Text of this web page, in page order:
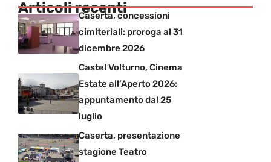
Articoli recenti
Caserta, concessioni
cimiteriali: proroga al 31
dicembre 2026
Castel Volturno, Cinema
Estate all’Aperto 2026:
appuntamento dal 25
luglio
Caserta, presentazione
stagione Teatro